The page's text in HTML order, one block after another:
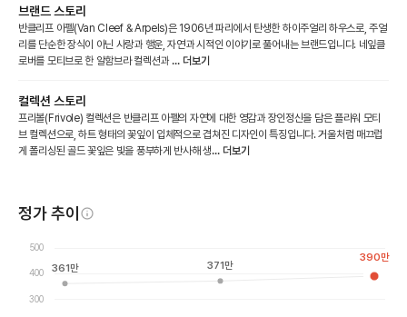
브랜드 스토리
반클리프 아펠(Van Cleef & Arpels)은 1906년 파리에서 탄생한 하이주얼리 하우스로, 주얼
리를 단순한 장식이 아닌 사랑과 행운, 자연과 시적인 이야기로 풀어내는 브랜드입니다. 네잎클
로버를 모티브로 한 알함브라 컬렉션과 ... 더보기
컬렉션 스토리
프리볼(Frivole) 컬렉션은 반클리프 아펠의 자연에 대한 영감과 장인정신을 담은 플라워 모티
브 컬렉션으로, 하트 형태의 꽃잎이 입체적으로 겹쳐진 디자인이 특징입니다. 거울처럼 매끄럽
게 폴리싱된 골드 꽃잎은 빛을 풍부하게 반사해 생... 더보기
정가 추이
300
400
500
361만 371만
390만